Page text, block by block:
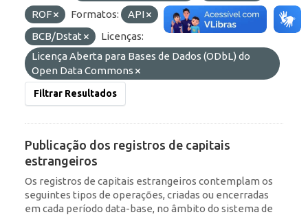
ROF
Formatos: API
Organizações:
BCB/Dstat
Licenças:
Licença Aberta para Bases de Dados (ODbL) do
Open Data Commons
Filtrar Resultados
Publicação dos registros de capitais
estrangeiros
Os registros de capitais estrangeiros contemplam os
seguintes tipos de operações, criadas ou encerradas
em cada período data-base, no âmbito do sistema de